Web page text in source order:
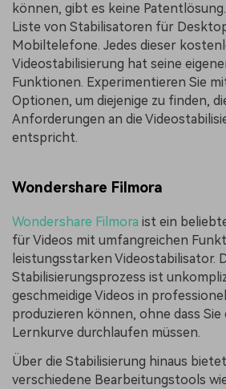
können, gibt es keine
Liste von Stabilisatoren für
Mobiltelefone. Jedes dieser
Videostabilisierung hat seine
Funktionen. Experimentieren Sie
Optionen, um diejenige zu finden,
Anforderungen an die
entspricht.
Wondershare Filmora
Wondershare Filmora ist ein
für Videos mit umfangreichen
leistungsstarken Videostabilisator.
Stabilisierungsprozess ist
geschmeidige Videos in
produzieren können, ohne dass Sie
Lernkurve durchlaufen müssen.
Über die Stabilisierung hinaus
verschiedene Bearbeitungstools